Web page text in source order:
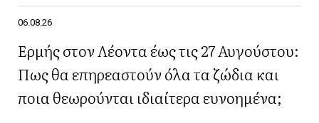
06.08.26
Ερμής στον Λέοντα έως τις 27 Αυγούστου:
Πως θα επηρεαστούν όλα τα ζώδια και
ποια θεωρούνται ιδιαίτερα ευνοημένα;